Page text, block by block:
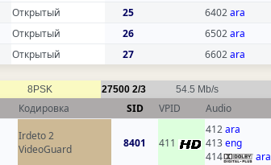
Открытый 25 6402ara
Открытый 26 6502ara
Открытый 27 6602ara
8PSK 27500 2/3 54.5 Mb/s
Кодировка SID VPID Audio
Irdeto 2
VideoGuard
8401 411
412ara
413eng
414
ara